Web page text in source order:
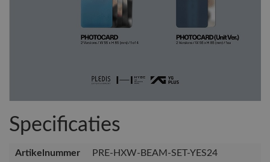
Specificaties
Artikelnummer
PRE-HXW-BEAM-SET-YES24